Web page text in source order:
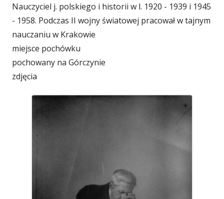
Nauczyciel j. polskiego i historii w l. 1920 - 1939 i 1945
- 1958. Podczas II wojny światowej pracował w tajnym
nauczaniu w Krakowie
miejsce pochówku
pochowany na Górczynie
zdjęcia